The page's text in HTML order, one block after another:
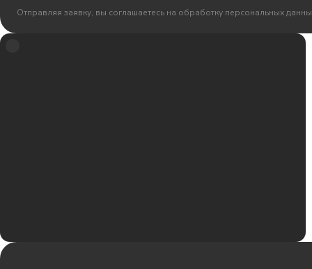
Отправляя заявку, вы соглашаетесь на обработку персональных